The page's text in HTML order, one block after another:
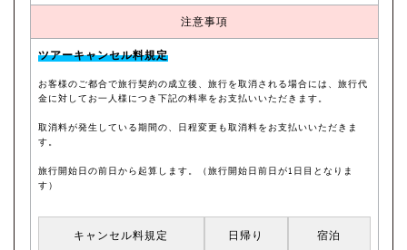
注意事項
ツアーキャンセル料規定
お客様のご都合で旅行契約の成立後、旅行を取消される場合には、旅行代
金に対してお一人様につき下記の料率をお支払いいただきます。
取消料が発生している期間の、日程変更も取消料をお支払いいただきま
す。
旅行開始日の前日から起算します。（旅行開始日前日が1日目となりま
す）
キャンセル料規定 日帰り 宿泊